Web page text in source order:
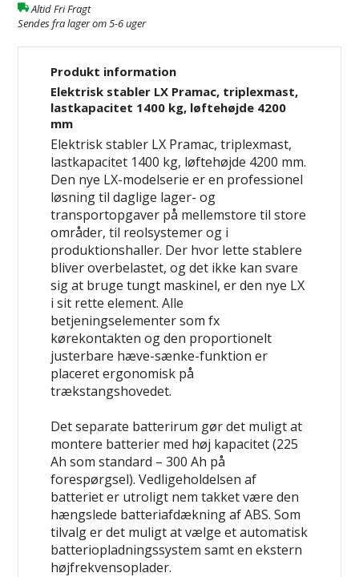
Altid Fri Fragt
Sendes fra lager om 5-6 uger
Produkt information
Elektrisk stabler LX Pramac, triplexmast,
lastkapacitet 1400 kg, løftehøjde 4200
mm
Elektrisk stabler LX Pramac, triplexmast,
lastkapacitet 1400 kg, løftehøjde 4200 mm.
Den nye LX-modelserie er en professionel
løsning til daglige lager- og
transportopgaver på mellemstore til store
områder, til reolsystemer og i
produktionshaller. Der hvor lette stablere
bliver overbelastet, og det ikke kan svare
sig at bruge tungt maskinel, er den nye LX
i sit rette element. Alle
betjeningselementer som fx
kørekontakten og den proportionelt
justerbare hæve-sænke-funktion er
placeret ergonomisk på
trækstangshovedet.
Det separate batterirum gør det muligt at
montere batterier med høj kapacitet (225
Ah som standard – 300 Ah på
forespørgsel). Vedligeholdelsen af
batteriet er utroligt nem takket være den
hængslede batteriafdækning af ABS. Som
tilvalg er det muligt at vælge et automatisk
batteriopladningssystem samt en ekstern
højfrekvensoplader.